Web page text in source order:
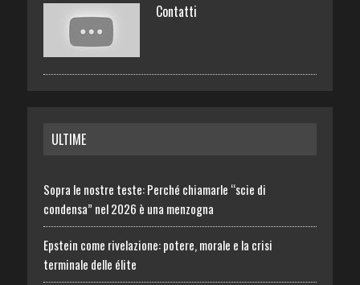
Contatti
ULTIME
Sopra le nostre teste: Perché chiamarle “scie di
condensa” nel 2026 è una menzogna
Epstein come rivelazione: potere, morale e la crisi
terminale delle élite